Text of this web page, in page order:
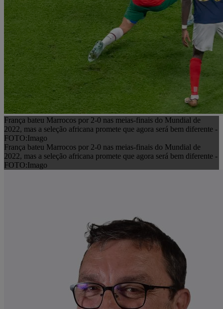
França bateu Marrocos por 2-0 nas meias-finais do Mundial de
2022, mas a seleção africana promete que agora será bem diferente -
FOTO:Imago
França bateu Marrocos por 2-0 nas meias-finais do Mundial de
2022, mas a seleção africana promete que agora será bem diferente -
FOTO:Imago